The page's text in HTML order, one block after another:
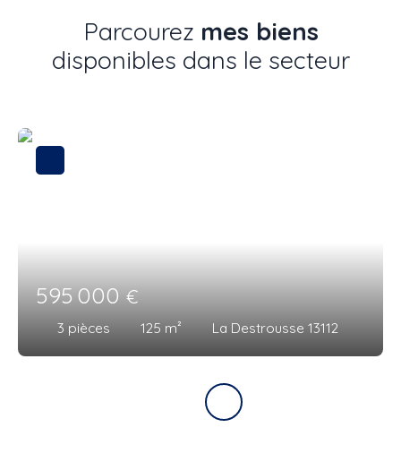
Parcourez mes biens
disponibles dans le secteur
595 000€
3 pièces 125 m² La Destrousse 13112